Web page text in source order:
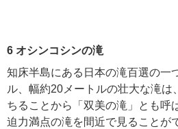
6 オシンコシンの滝
知床半島にある日本の滝百選の一
ル、幅約20メートルの壮大な滝は
ちることから「双美の滝」とも呼
迫力満点の滝を間近で見ることが